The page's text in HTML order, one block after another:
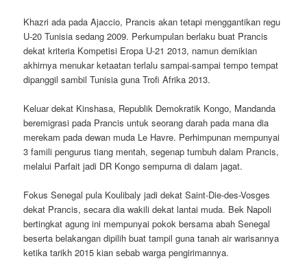
Khazri ada pada Ajaccio, Prancis akan tetapi menggantikan regu
U-20 Tunisia sedang 2009. Perkumpulan berlaku buat Prancis
dekat kriteria Kompetisi Eropa U-21 2013, namun demikian
akhirnya menukar ketaatan terlalu sampai-sampai tempo tempat
dipanggil sambil Tunisia guna Trofi Afrika 2013.
Keluar dekat Kinshasa, Republik Demokratik Kongo, Mandanda
beremigrasi pada Prancis untuk seorang darah pada mana dia
merekam pada dewan muda Le Havre. Perhimpunan mempunyai
3 famili pengurus tiang mentah, segenap tumbuh dalam Prancis,
melalui Parfait jadi DR Kongo sempurna di dalam jagat.
Fokus Senegal pula Koulibaly jadi dekat Saint-Die-des-Vosges
dekat Prancis, secara dia wakili dekat lantai muda. Bek Napoli
bertingkat agung ini mempunyai pokok bersama abah Senegal
beserta belakangan dipilih buat tampil guna tanah air warisannya
ketika tarikh 2015 kian sebab warga pengirimannya.